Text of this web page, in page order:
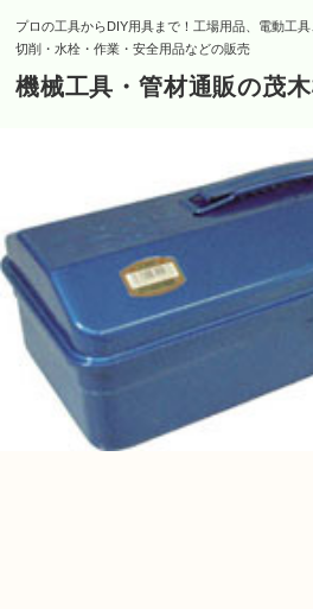
プロの工具からDIY用具まで！工場用品、電動工具
切削・水栓・作業・安全用品などの販売
機械工具・管材通販の茂